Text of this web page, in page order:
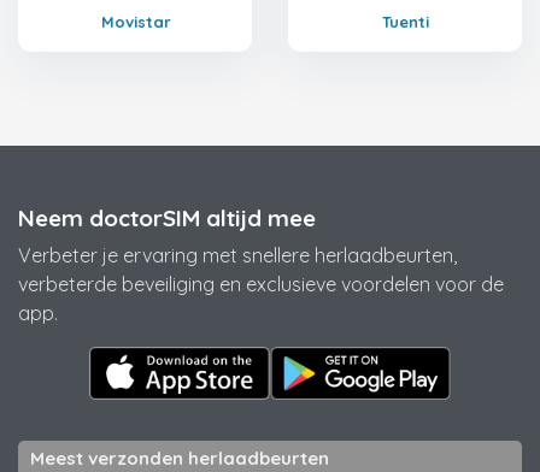
Movistar Tuenti
Neem doctorSIM altijd mee
Verbeter je ervaring met snellere herlaadbeurten,
verbeterde beveiliging en exclusieve voordelen voor de
app.
Meest verzonden herlaadbeurten